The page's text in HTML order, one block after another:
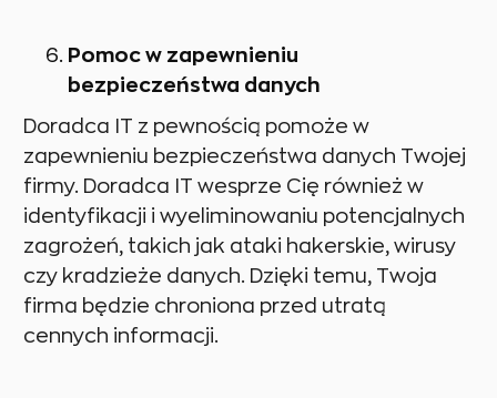
Pomoc w zapewnieniu
bezpieczeństwa danych
Doradca IT z pewnością pomoże w
zapewnieniu bezpieczeństwa danych Twojej
firmy. Doradca IT wesprze Cię również w
identyfikacji i wyeliminowaniu potencjalnych
zagrożeń, takich jak ataki hakerskie, wirusy
czy kradzieże danych. Dzięki temu, Twoja
firma będzie chroniona przed utratą
cennych informacji.